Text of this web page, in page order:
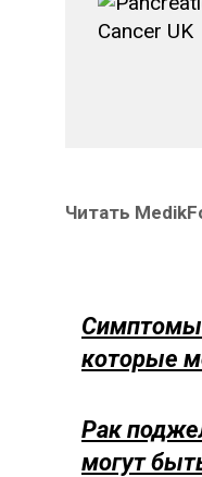
Читать
Симптомы
которые
Рак
могут